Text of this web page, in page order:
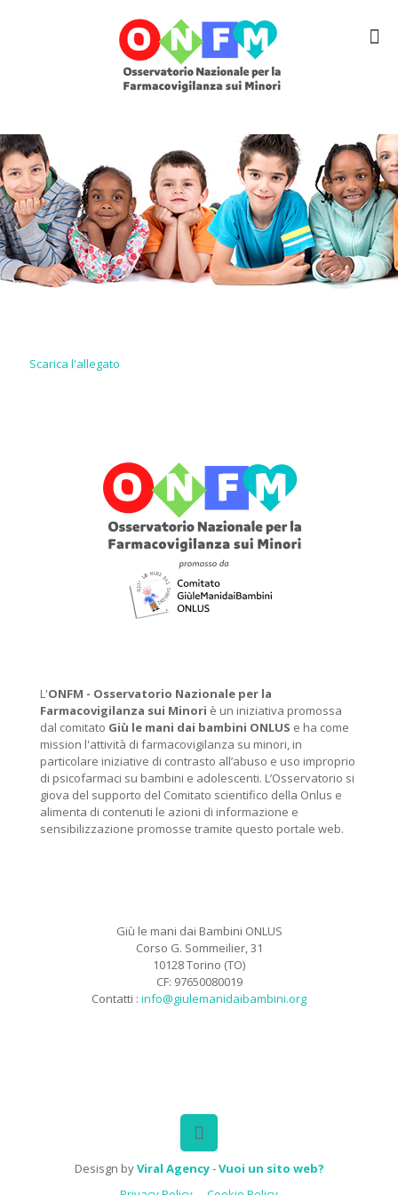
Scarica l'allegato
L'ONFM - Osservatorio Nazionale per la
Farmacovigilanza sui Minori è un iniziativa promossa
dal comitato Giù le mani dai bambini ONLUS e ha come
mission l'attività di farmacovigilanza su minori, in
particolare iniziative di contrasto all’abuso e uso improprio
di psicofarmaci su bambini e adolescenti. L’Osservatorio si
giova del supporto del Comitato scientifico della Onlus e
alimenta di contenuti le azioni di informazione e
sensibilizzazione promosse tramite questo portale web.
Giù le mani dai Bambini ONLUS
Corso G. Sommeilier, 31
10128 Torino (TO)
CF: 97650080019
Contatti : info@giulemanidaibambini.org
Desisgn byViral Agency-Vuoi un sito web?